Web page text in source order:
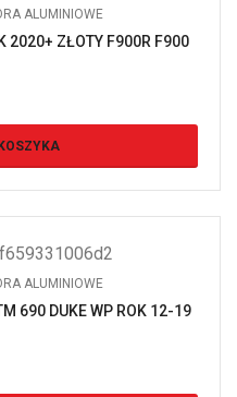
ALUMINIOWE
2020+ ZŁOTY F900R F900
ALUMINIOWE
690 DUKE WP ROK 12-19